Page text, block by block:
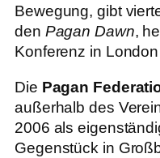
Bewegung, gibt
den Pagan Dawn,
Konferenz in
Die Pagan
außerhalb des
2006 als
Gegenstück in